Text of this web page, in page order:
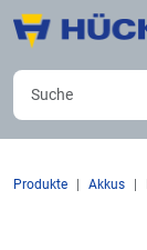
Produkte Akkus